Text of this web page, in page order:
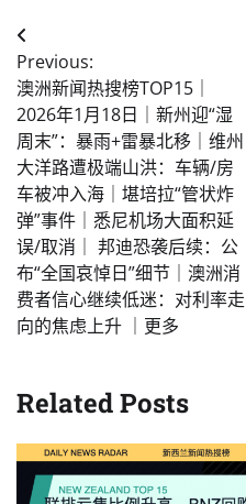
Post
navigation
Previous:
澳洲新闻热搜榜TOP15｜
2026年1月18日｜新州迎“湿
周末”：暴雨+雷暴北移｜维州
大洋路遭极端山洪：车辆/房
车被冲入海｜堪培拉“管状炸
弹”事件｜悉尼机场大面积延
误/取消｜ 邦迪恐袭后续：公
布“全国哀悼日”细节｜澳洲消
费者信心继续低迷：对利率走
向的焦虑上升 ｜更多
Related Posts